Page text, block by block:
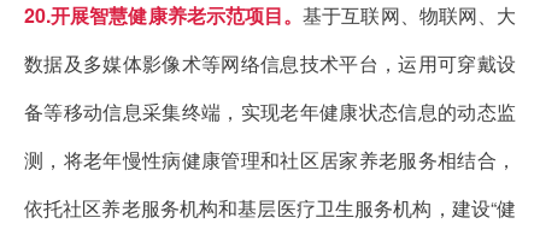
20.开展智慧健康养老示范项目。基于互联网、物联网、大
数据及多媒体影像术等网络信息技术平台，运用可穿戴设
备等移动信息采集终端，实现老年健康状态信息的动态监
测，将老年慢性病健康管理和社区居家养老服务相结合，
依托社区养老服务机构和基层医疗卫生服务机构，建设“健